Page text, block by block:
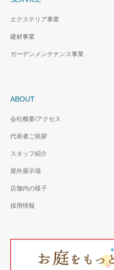
エクステリア事業
建材事業
ガーデンメンテナンス事業
ABOUT
会社概要/アクセス
代表者ご挨拶
スタッフ紹介
屋外展示場
店舗内の様子
採用情報